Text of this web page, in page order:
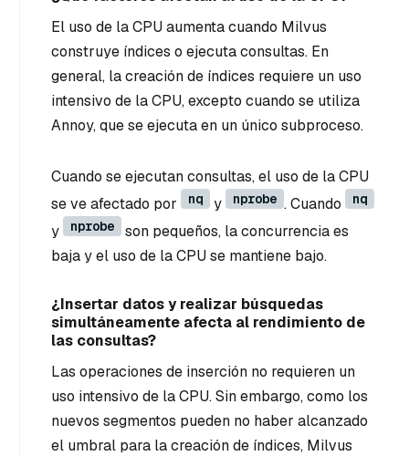
El uso de la CPU aumenta cuando Milvus
construye índices o ejecuta consultas. En
general, la creación de índices requiere un uso
intensivo de la CPU, excepto cuando se utiliza
Annoy, que se ejecuta en un único subproceso.
Cuando se ejecutan consultas, el uso de la CPU
se ve afectado por
nq y nprobe . Cuando nq
y nprobe
son pequeños, la concurrencia es
baja y el uso de la CPU se mantiene bajo.
¿Insertar datos y realizar búsquedas
simultáneamente afecta al rendimiento de
las consultas?
Las operaciones de inserción no requieren un
uso intensivo de la CPU. Sin embargo, como los
nuevos segmentos pueden no haber alcanzado
el umbral para la creación de índices, Milvus